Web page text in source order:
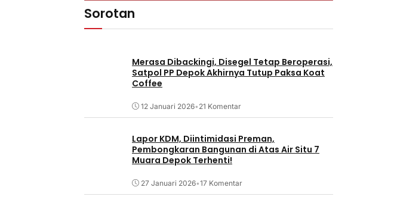
Sorotan
Merasa Dibackingi, Disegel Tetap Beroperasi,
Satpol PP Depok Akhirnya Tutup Paksa Koat
Coffee
12 Januari 2026• 21 Komentar
Lapor KDM, Diintimidasi Preman,
Pembongkaran Bangunan di Atas Air Situ 7
Muara Depok Terhenti!
27 Januari 2026•17 Komentar